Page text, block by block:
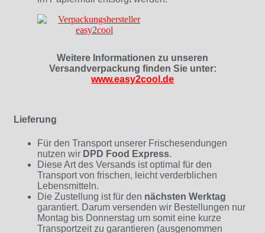
Weitere Informationen zu unseren
Versandverpackung finden Sie unter:
www.easy2cool.de
Lieferung
Für den Transport unserer Frischesendungen
nutzen wir DPD Food Express.
Diese Art des Versands ist optimal für den
Transport von frischen, leicht verderblichen
Lebensmitteln.
Die Zustellung ist für den nächsten Werktag
garantiert. Darum versenden wir Bestellungen nur
Montag bis Donnerstag um somit eine kurze
Transportzeit zu garantieren (ausgenommen